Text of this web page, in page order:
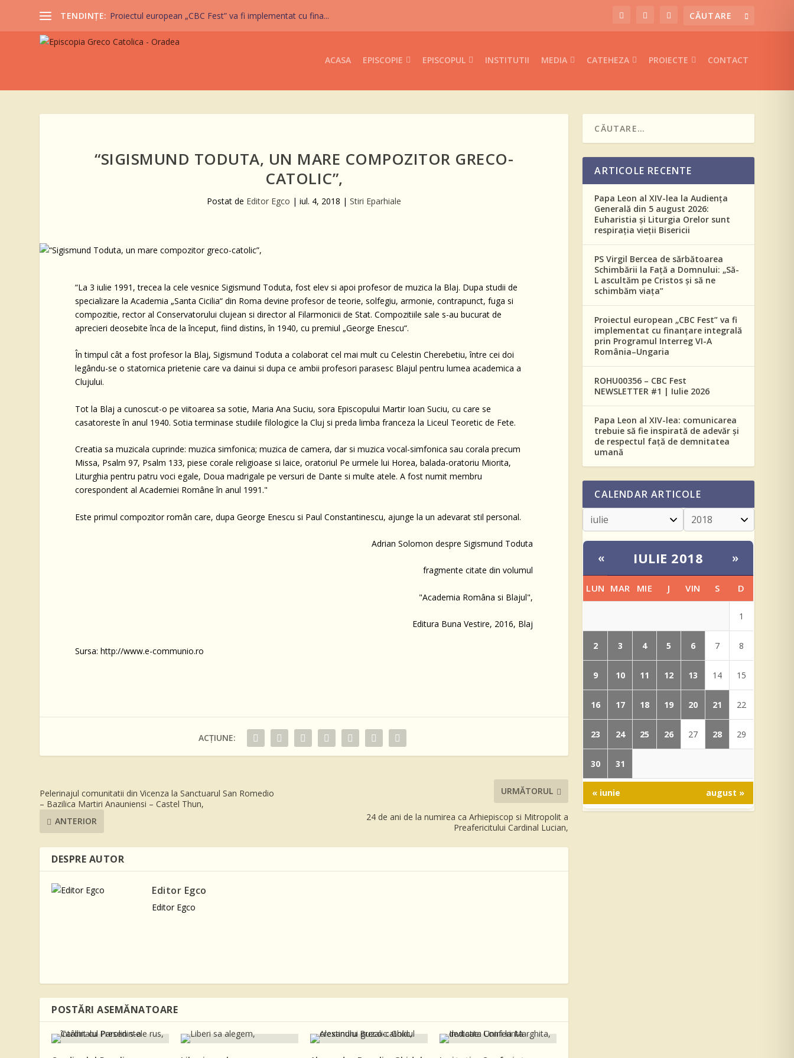
TENDINȚE: Proiectul european „CBC Fest” va fi implementat cu fina...
ACASA EPISCOPIE EPISCOPUL INSTITUTII MEDIA CATEHEZA PROIECTE CONTACT
“SIGISMUND TODUTA, UN MARE COMPOZITOR GRECO-
CATOLIC”,
Postat de Editor Egco |iul. 4, 2018 |Stiri Eparhiale
“La 3 iulie 1991, trecea la cele vesnice Sigismund Toduta, fost elev si apoi profesor de muzica la Blaj. Dupa studii de
specializare la Academia „Santa Cicilia“ din Roma devine profesor de teorie, solfegiu, armonie, contrapunct, fuga si
compozitie, rector al Conservatorului clujean si director al Filarmonicii de Stat. Compozitiile sale s-au bucurat de
aprecieri deosebite înca de la început, fiind distins, în 1940, cu premiul „George Enescu“.
În timpul cât a fost profesor la Blaj, Sigismund Toduta a colaborat cel mai mult cu Celestin Cherebetiu, între cei doi
legându-se o statornica prietenie care va dainui si dupa ce ambii profesori parasesc Blajul pentru lumea academica a
Clujului.
Tot la Blaj a cunoscut-o pe viitoarea sa sotie, Maria Ana Suciu, sora Episcopului Martir Ioan Suciu, cu care se
casatoreste în anul 1940. Sotia terminase studiile filologice la Cluj si preda limba franceza la Liceul Teoretic de Fete.
Creatia sa muzicala cuprinde: muzica simfonica; muzica de camera, dar si muzica vocal-simfonica sau corala precum
Missa, Psalm 97, Psalm 133, piese corale religioase si laice, oratoriul Pe urmele lui Horea, balada-oratoriu Miorita,
Liturghia pentru patru voci egale, Doua madrigale pe versuri de Dante si multe atele. A fost numit membru
corespondent al Academiei Române în anul 1991."
Este primul compozitor român care, dupa George Enescu si Paul Constantinescu, ajunge la un adevarat stil personal.
Adrian Solomon despre Sigismund Toduta
fragmente citate din volumul
"Academia Româna si Blajul",
Editura Buna Vestire, 2016, Blaj
Sursa: http://www.e-communio.ro
ACȚIUNE:
Pelerinajul comunitatii din Vicenza la Sanctuarul San Romedio
– Bazilica Martiri Anauniensi – Castel Thun,
ANTERIOR
URMĂTORUL
24 de ani de la numirea ca Arhiepiscop si Mitropolit a
Preafericitului Cardinal Lucian,
DESPRE AUTOR
Editor Egco
Editor Egco
POSTĂRI ASEMĂNATOARE
ARTICOLE RECENTE
Papa Leon al XIV-lea la Audiența
Generală din 5 august 2026:
Euharistia și Liturgia Orelor sunt
respirația vieții Bisericii
PS Virgil Bercea de sărbătoarea
Schimbării la Față a Domnului: „Să-
L ascultăm pe Cristos și să ne
schimbăm viața”
Proiectul european „CBC Fest” va fi
implementat cu finanțare integrală
prin Programul Interreg VI-A
România–Ungaria
ROHU00356 – CBC Fest
NEWSLETTER #1 | Iulie 2026
Papa Leon al XIV-lea: comunicarea
trebuie să fie inspirată de adevăr și
de respectul față de demnitatea
umană
CALENDAR ARTICOLE
« IULIE 2018 »
LUN MAR MIE J VIN S D
1
2 3 4 5 6 7 8
9 10 11 12 13 14 15
16 17 18 19 20 21 22
23 24 25 26 27 28 29
30 31
« iunie august »